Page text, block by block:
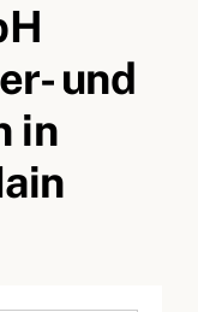
und
in